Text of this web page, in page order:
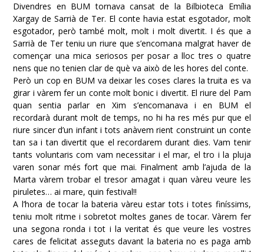
Divendres en BUM tornava cansat de la Bilbioteca Emília
Xargay de Sarrià de Ter. El conte havia estat esgotador, molt
esgotador, però també molt, molt i molt divertit. I és que a
Sarrià de Ter teniu un riure que s’encomana malgrat haver de
començar una mica seriosos per posar a lloc tres o quatre
nens que no tenien clar de què va això de les hores del conte.
Però un cop en BUM va deixar les coses clares la truita es va
girar i vàrem fer un conte molt bonic i divertit. El riure del Pam
quan sentia parlar en Xim s’encomanava i en BUM el
recordarà durant molt de temps, no hi ha res més pur que el
riure sincer d’un infant i tots anàvem rient construint un conte
tan sa i tan divertit que el recordarem durant dies. Vam tenir
tants voluntaris com vam necessitar i el mar, el tro i la pluja
varen sonar més fort que mai. Finalment amb l’ajuda de la
Marta vàrem trobar el tresor amagat i quan vàreu veure les
piruletes… ai mare, quin festival!!
A l’hora de tocar la bateria vàreu estar tots i totes finíssims,
teniu molt ritme i sobretot moltes ganes de tocar. Vàrem fer
una segona ronda i tot i la veritat és que veure les vostres
cares de felicitat asseguts davant la bateria no es paga amb